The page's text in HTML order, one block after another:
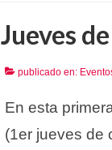
Jueves
publicado en:
En esta
(1er jueves de